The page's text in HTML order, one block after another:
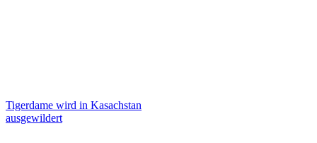
Tigerdame wird in Kasachstan
ausgewildert